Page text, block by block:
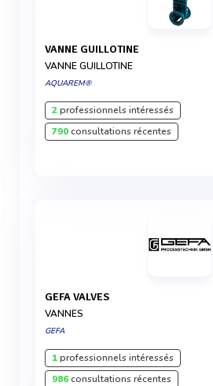
VANNE GUILLOTINE
VANNE GUILLOTINE
AQUAREM®
2professionnels intéressés
790consultations récentes
GEFA VALVES
VANNES
GEFA
1professionnels intéressés
986consultations récentes